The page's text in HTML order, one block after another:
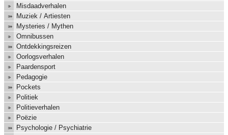
Misdaadverhalen
Muziek / Artiesten
Mysteries / Mythen
Omnibussen
Ontdekkingsreizen
Oorlogsverhalen
Paardensport
Pedagogie
Pockets
Politiek
Politieverhalen
Poëzie
Psychologie / Psychiatrie